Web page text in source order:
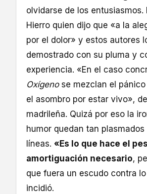
olvidarse de los entusiasmos.
Hierro quien dijo que «a la
por el dolor» y estos autores
demostrado con su pluma y
experiencia. «En el caso
Oxígeno se mezclan el
el asombro por estar vivo»,
madrileña. Quizá por eso la
humor quedan tan
líneas. «Es lo que hace el
amortiguación necesario,
que fuera un escudo contra
incidió.